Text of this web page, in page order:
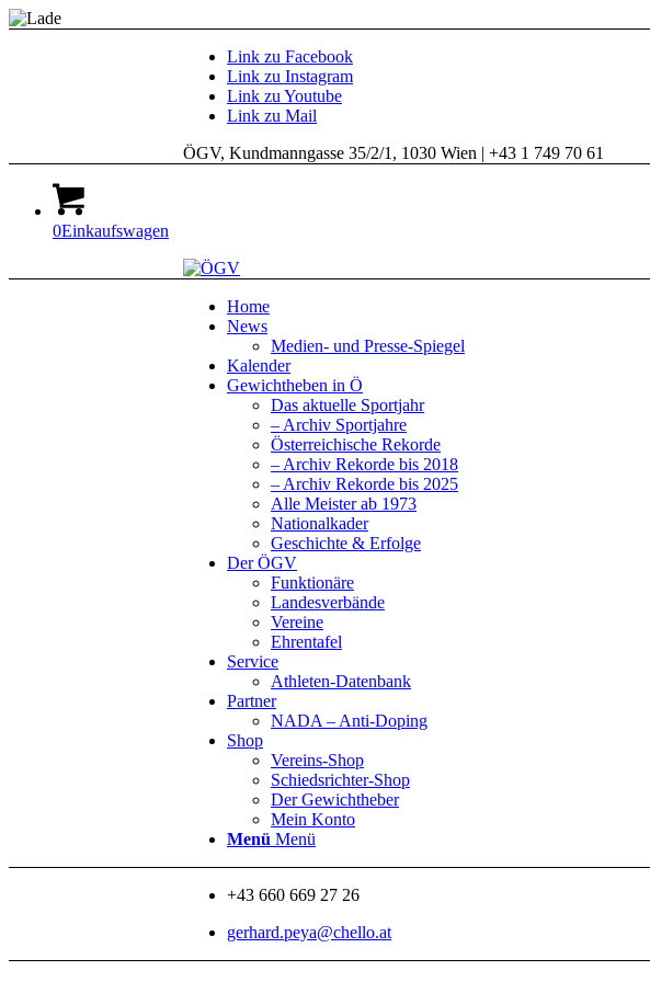
Link zu Facebook
Link zu Instagram
Link zu Youtube
Link zu Mail
ÖGV, Kundmanngasse 35/2/1, 1030 Wien | +43 1 749 70 61
0Einkaufswagen
Home
News
Medien- und Presse-Spiegel
Kalender
Gewichtheben in Ö
Das aktuelle Sportjahr
– Archiv Sportjahre
Österreichische Rekorde
– Archiv Rekorde bis 2018
– Archiv Rekorde bis 2025
Alle Meister ab 1973
Nationalkader
Geschichte & Erfolge
Der ÖGV
Funktionäre
Landesverbände
Vereine
Ehrentafel
Service
Athleten-Datenbank
Partner
NADA – Anti-Doping
Shop
Vereins-Shop
Schiedsrichter-Shop
Der Gewichtheber
Mein Konto
Menü Menü
+43 660 669 27 26
gerhard.peya@chello.at